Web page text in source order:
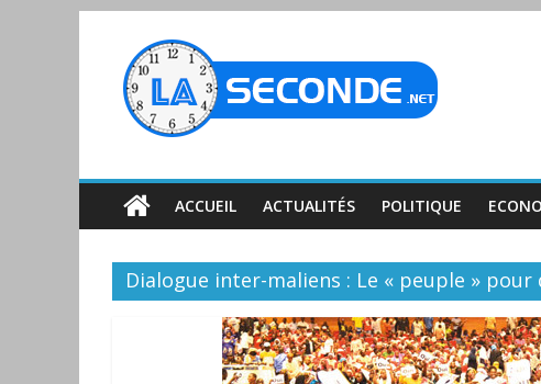
ACCUEIL ACTUALITÉS POLITIQUE
Dialogue inter-maliens : Le « peuple »